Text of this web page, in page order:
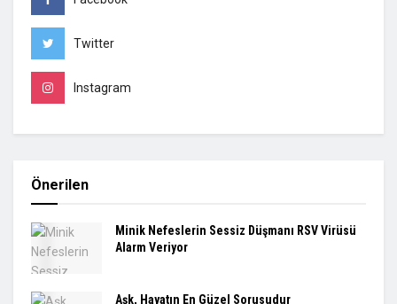
Twitter
Instagram
Önerilen
Minik Nefeslerin Sessiz Düşmanı RSV Virüsü
Alarm Veriyor
Aşk, Hayatın En Güzel Sorusudur